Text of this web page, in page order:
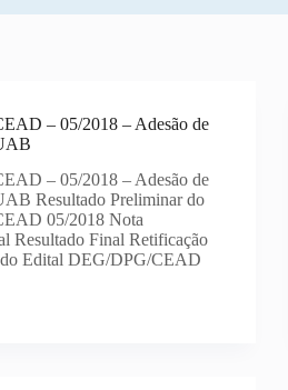
– 05/2018 – Adesão de
– 05/2018 – Adesão de
Resultado Preliminar do
05/2018 Nota
Resultado Final Retificação
Edital DEG/DPG/CEAD